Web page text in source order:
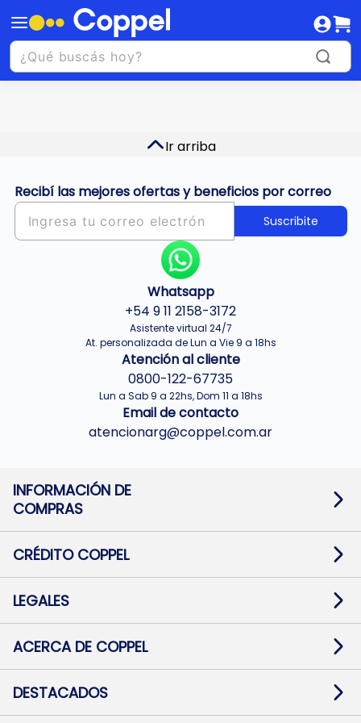
Ir arriba
Recibí las mejores ofertas y beneficios por correo
Suscribite
Whatsapp
+54 9 11 2158-3172
Asistente virtual 24/7
At. personalizada de Lun a Vie 9 a 18hs
Atención al cliente
0800-122-67735
Lun a Sab 9 a 22hs, Dom 11 a 18hs
Email de contacto
atencionarg@coppel.com.ar
INFORMACIÓN DE
COMPRAS
Términos y condiciones
Botón de arrepentimiento
Mapa de sitio
CRÉDITO COPPEL
Solicitar Crédito
Medios de Pago
Pago Fácil Online
LEGALES
Baja contratos
Defensa al consumidor CABA
ACERCA DE COPPEL
Trabajá con Nosotros
Preguntas Frecuentes
DESTACADOS